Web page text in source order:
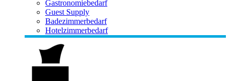
Gastronomiebedarf
Guest Supply
Badezimmerbedarf
Hotelzimmerbedarf